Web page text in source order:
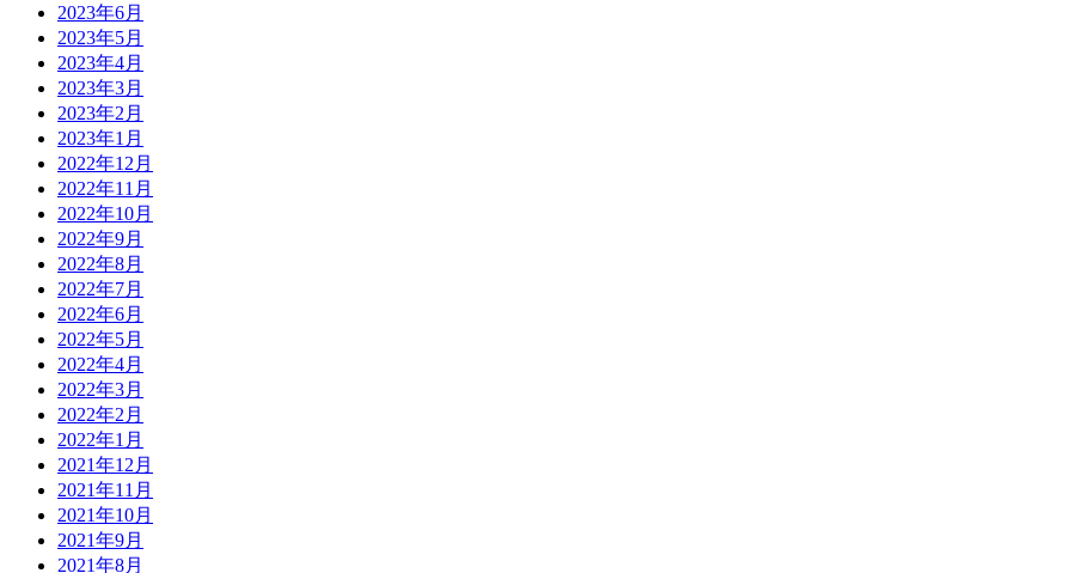
2023年6月
2023年5月
2023年4月
2023年3月
2023年2月
2023年1月
2022年12月
2022年11月
2022年10月
2022年9月
2022年8月
2022年7月
2022年6月
2022年5月
2022年4月
2022年3月
2022年2月
2022年1月
2021年12月
2021年11月
2021年10月
2021年9月
2021年8月